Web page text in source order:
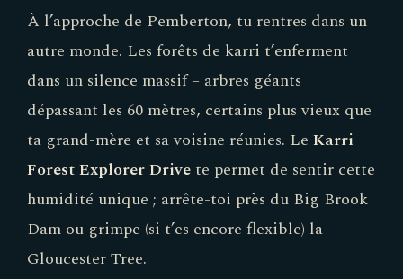
À l’approche de Pemberton, tu rentres dans un
autre monde. Les forêts de karri t’enferment
dans un silence massif – arbres géants
dépassant les 60 mètres, certains plus vieux que
ta grand-mère et sa voisine réunies. Le Karri
Forest Explorer Drive te permet de sentir cette
humidité unique ; arrête-toi près du Big Brook
Dam ou grimpe (si t’es encore flexible) la
Gloucester Tree.